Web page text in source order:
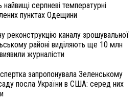
серпневі температурні
пунктах Одещини
реконструкцію каналу зрошувальної
районі виділяють ще 10 млн
журналісти
запропонувала Зеленському
посла України в США: серед них